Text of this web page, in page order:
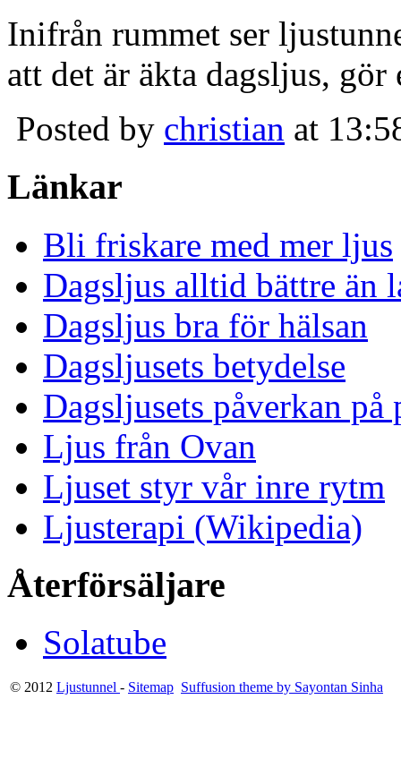
Inifrån rummet ser
att det är äkta dagsljus,
Posted by christian at
Länkar
Bli friskare med mer ljus
Dagsljus alltid bättre än
Dagsljus bra för hälsan
Dagsljusets betydelse
Dagsljusets påverkan på
Ljus från Ovan
Ljuset styr vår inre rytm
Ljusterapi (Wikipedia)
Återförsäljare
Solatube
© 2012 Ljustunnel - Sitemap Suffusion theme by Sayontan Sinha